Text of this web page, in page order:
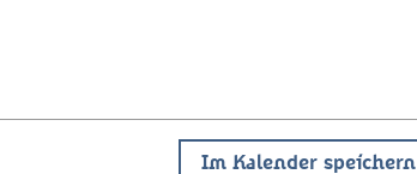
Im Kalender speichern